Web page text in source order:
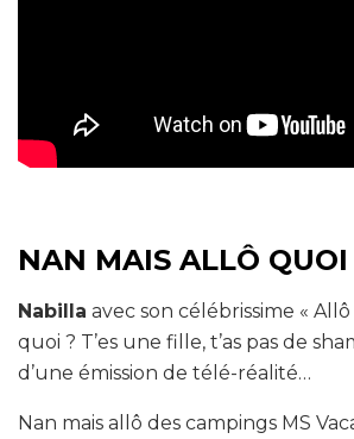
NAN MAIS ALLÔ QUOI
Nabilla avec son célébrissime «
quoi ? T’es une fille, t’as pas de
d’une émission de télé-réalité…
Nan mais allô des campings MS